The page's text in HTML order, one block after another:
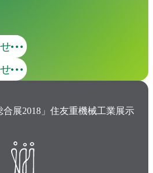
合展2018」住友重機械工業展示